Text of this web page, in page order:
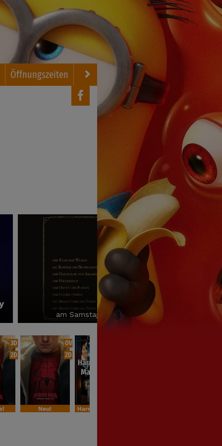
Öffnungszeiten FSK Regelungen Kontakt
Andre Rieu´s 2026-Sommer Konzert:
am Samstag, den 29.08. & Sonntag, den 30.08.
3D
2D
OV
2D
Neu!